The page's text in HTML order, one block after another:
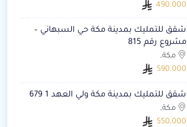
490,000
شقق للتمليك بمدينة مكة حي السبهاني –
مشروع رقم 815
مكة,
590,000
شقق للتمليك بمدينة مكة ولي العهد 1 679
مكة,
550,000